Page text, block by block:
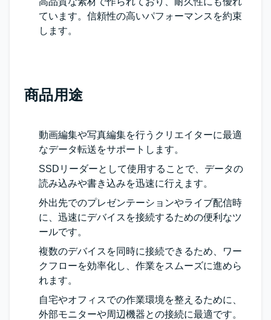
ています。信頼性の高いパフォーマンスを約束
します。
商品用途
動画編集や写真編集を行うクリエイターに最適
なデータ転送をサポートします。
SSDリーダーとして使用することで、データの
読み込みや書き込みを迅速に行えます。
外出先でのプレゼンテーションやライブ配信時
に、迅速にデバイスを接続するための便利なツ
ールです。
複数のデバイスを同時に接続できるため、ワー
クフローを効率化し、作業をスムーズに進めら
れます。
自宅やオフィスでの作業環境を整えるために、
外部モニターや周辺機器との接続に最適です。